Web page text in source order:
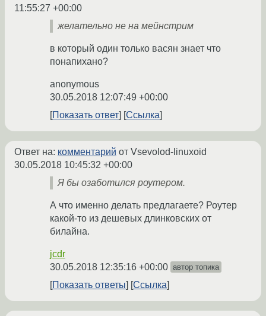
11:55:27 +00:00
желательно не на мейнстрим
в который один только васян знает что
понапихано?
anonymous
30.05.2018 12:07:49 +00:00
Показать ответ
Ссылка
Ответ на: комментарий от Vsevolod-linuxoid
30.05.2018 10:45:32 +00:00
Я бы озаботился роутером.
А что именно делать предлагаете? Роутер
какой-то из дешевых длинковских от
билайна.
jcdr
30.05.2018 12:35:16 +00:00 автор топика
Показать ответы Ссылка